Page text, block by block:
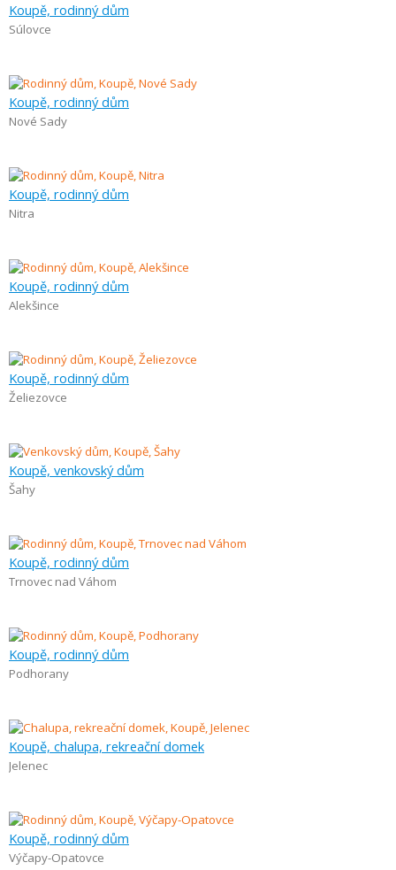
Koupě, rodinný dům
Súlovce
Koupě, rodinný dům
Nové Sady
Koupě, rodinný dům
Nitra
Koupě, rodinný dům
Alekšince
Koupě, rodinný dům
Želiezovce
Koupě, venkovský dům
Šahy
Koupě, rodinný dům
Trnovec nad Váhom
Koupě, rodinný dům
Podhorany
Koupě, chalupa, rekreační domek
Jelenec
Koupě, rodinný dům
Výčapy-Opatovce